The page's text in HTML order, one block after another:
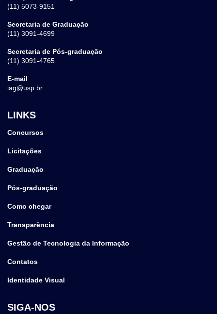
(11) 5073-9151
Secretaria de Graduação
(11) 3091-4699
Secretaria de Pós-graduação
(11) 3091-4765
E-mail
iag@usp.br
LINKS
Concursos
Licitações
Graduação
Pós-graduação
Como chegar
Transparência
Gestão de Tecnologia da Informação
Contatos
Identidade Visual
SIGA-NOS